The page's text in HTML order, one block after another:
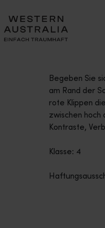
Begeben Sie
am Rand der
rote Klippen
zwischen hoch
Kontraste,
Klasse: 4